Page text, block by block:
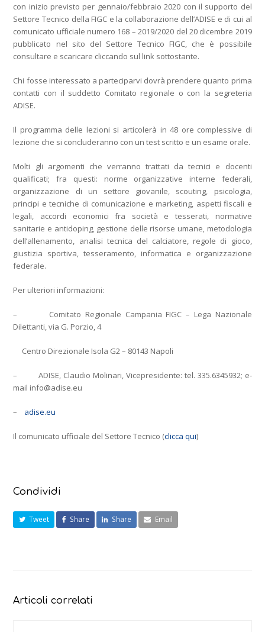
con inizio previsto per gennaio/febbraio 2020 con il supporto del
Settore Tecnico della FIGC e la collaborazione dell’ADISE e di cui al
comunicato ufficiale numero 168 – 2019/2020 del 20 dicembre 2019
pubblicato nel sito del Settore Tecnico FIGC, che è possibile
consultare e scaricare cliccando sul link sottostante.
Chi fosse interessato a parteciparvi dovrà prendere quanto prima
contatti con il suddetto Comitato regionale o con la segreteria
ADISE.
Il programma delle lezioni si articolerà in 48 ore complessive di
lezione che si concluderanno con un test scritto e un esame orale.
Molti gli argomenti che verranno trattati da tecnici e docenti
qualificati; fra questi: norme organizzative interne federali,
organizzazione di un settore giovanile, scouting, psicologia,
principi e tecniche di comunicazione e marketing, aspetti fiscali e
legali, accordi economici fra società e tesserati, normative
sanitarie e antidoping, gestione delle risorse umane, metodologia
dell’allenamento, analisi tecnica del calciatore, regole di gioco,
giustizia sportiva, tesseramento, informatica e organizzazione
federale.
Per ulteriori informazioni:
– Comitato Regionale Campania FIGC – Lega Nazionale
Dilettanti, via G. Porzio, 4
Centro Direzionale Isola G2 – 80143 Napoli
– ADISE, Claudio Molinari, Vicepresidente: tel. 335.6345932; e-
mail info@adise.eu
– adise.eu
Il comunicato ufficiale del Settore Tecnico (clicca qui)
Condividi
Tweet Share Share Email
Articoli correlati